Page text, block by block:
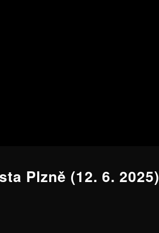
Plzně (12. 6. 2025)